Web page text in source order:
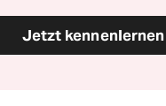
Jetzt kennenlernen